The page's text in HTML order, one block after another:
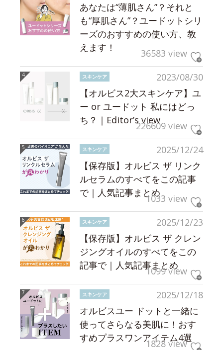
あなたは“薄肌さん”？それと
も“厚肌さん”？ユードットシリ
ーズのおすすめの使い方、教
えます！
36583 view
2023/08/30
スキンケア
【オルビス2大スキンケア】ユ
ー or ユードット 私にはどっ
ち？｜Editor’s view226609 view
2025/12/24
スキンケア
【保存版】オルビス ザ リンク
ルセラムのすべてをこの記事
で｜人気記事まとめ1033 view
2025/12/23
スキンケア
【保存版】オルビス ザ クレン
ジングオイルのすべてをこの
記事で｜人気記事まとめ
1099 view
2025/12/18
スキンケア
オルビスユー ドットと一緒に
使ってさらなる美肌に！おす
すめプラスワンアイテム4選
1828 view